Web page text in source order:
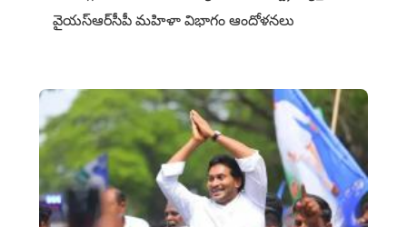
వైయ‌స్ఆర్‌సీపీ మహిళా విభాగం ఆందోళనలు